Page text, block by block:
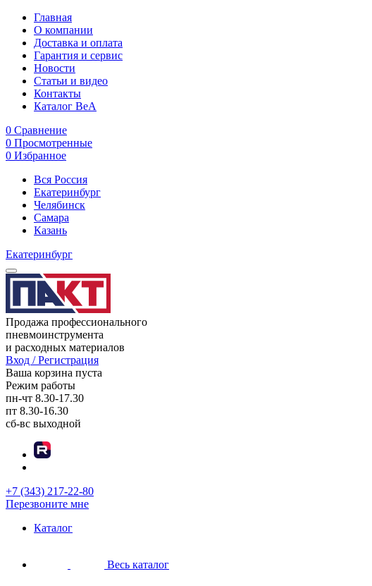
Главная
О компании
Доставка и оплата
Гарантия и сервис
Новости
Статьи и видео
Контакты
Каталог BeA
0 Сравнение
0 Просмотренные
0 Избранное
Вся Россия
Екатеринбург
Челябинск
Самара
Казань
Екатеринбург
Продажа профессионального
пневмоинструмента
и расходных материалов
Вход / Регистрация
Ваша корзина пуста
Режим работы
пн-чт 8.30-17.30
пт 8.30-16.30
сб-вс выходной
+7 (343) 217-22-80
Перезвоните мне
Каталог
Весь каталог